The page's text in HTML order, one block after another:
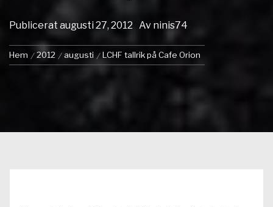
Publicerat augusti 27, 2012 Av ninis74
Hem 2012 augusti LCHF tallrik på Cafe Orion